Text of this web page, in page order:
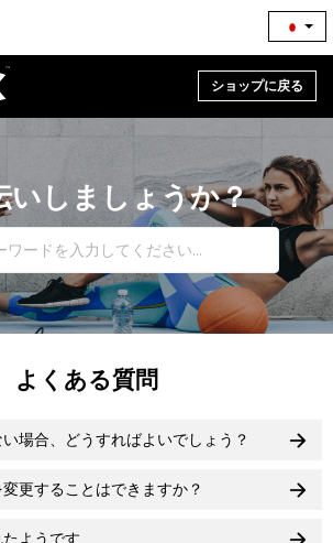
ショップに戻る
いしましょうか？
よくある質問
場合、どうすればよいでしょう？
更することはできますか？
ようです